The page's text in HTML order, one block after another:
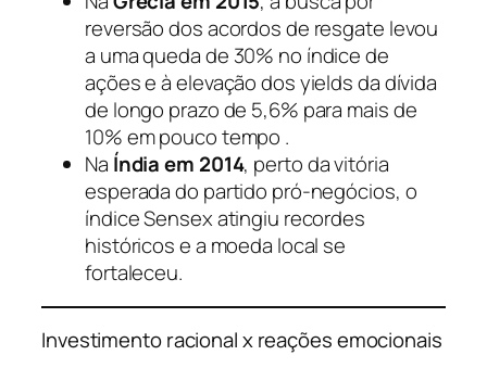
reversão dos acordos de resgate levou
a uma queda de 30% no índice de
ações e à elevação dos yields da dívida
de longo prazo de 5,6% para mais de
10% em pouco tempo .
Na Índia em 2014, perto da vitória
esperada do partido pró-negócios, o
índice Sensex atingiu recordes
históricos e a moeda local se
fortaleceu.
Investimento racional x reações emocionais